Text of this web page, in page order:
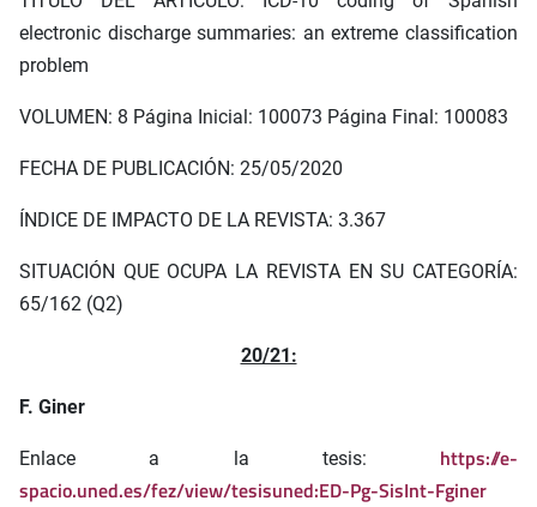
electronic discharge summaries: an extreme classification
problem
VOLUMEN: 8 Página Inicial: 100073 Página Final: 100083
FECHA DE PUBLICACIÓN: 25/05/2020
ÍNDICE DE IMPACTO DE LA REVISTA: 3.367
SITUACIÓN QUE OCUPA LA REVISTA EN SU CATEGORÍA:
65/162 (Q2)
20/21:
F. Giner
Enlace a la tesis: https://e-
spacio.uned.es/fez/view/tesisuned:ED-Pg-SisInt-Fginer